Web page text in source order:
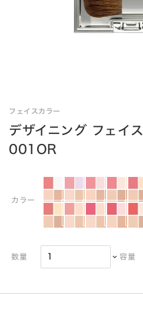
フェイスカラー
デザイニング フェイ
001OR
カラー
数量 容量